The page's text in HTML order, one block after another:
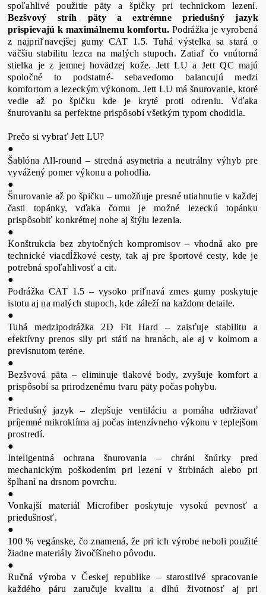
spoľahlivé použitie päty a špičky pri technickom lezení.
Bezšvový strih päty a extrémne priedušný jazyk
prispievajú k maximálnemu komfortu. Podrážka je vyrobená
z najpriľnavejšej gumy CAT 1.5. Tuhá výstelka sa stará o
väčšiu stabilitu lezca na malých stupoch. Zatiaľ čo vnútorná
stielka je z jemnej hovädzej kože. Jett LU a Jett QC majú
spoločné to podstatné- sebavedomo balancujú medzi
komfortom a lezeckým výkonom. Jett LU má šnurovanie, ktoré
vedie až po špičku kde je kryté proti odreniu. Vďaka
šnurovaniu sa perfektne prispôsobí všetkým typom chodidla.
Prečo si vybrať Jett LU?
●
Šablóna All-round – stredná asymetria a neutrálny výhyb pre
vyvážený pomer výkonu a pohodlia.
●
Šnurovanie až po špičku – umožňuje presné utiahnutie v každej
časti topánky, vďaka čomu je možné lezeckú topánku
prispôsobiť konkrétnej nohe aj štýlu lezenia.
●
Konštrukcia bez zbytočných kompromisov – vhodná ako pre
technické viacdĺžkové cesty, tak aj pre športové cesty, kde je
potrebná spoľahlivosť a cit.
●
Podrážka CAT 1.5 – vysoko priľnavá zmes gumy poskytuje
istotu aj na malých stupoch, kde záleží na každom detaile.
●
Tuhá medzipodrážka 2D Fit Hard – zaisťuje stabilitu a
efektívny prenos sily pri státí na hranách, ale aj v kolmom a
previsnutom teréne.
●
Bezšvová päta – eliminuje tlakové body, zvyšuje komfort a
prispôsobí sa prirodzenému tvaru päty počas pohybu.
●
Priedušný jazyk – zlepšuje ventiláciu a pomáha udržiavať
príjemné mikroklíma aj počas intenzívneho výkonu v teplejšom
prostredí.
●
Inteligentná ochrana šnurovania – chráni šnúrky pred
mechanickým poškodením pri lezení v štrbinách alebo pri
šplhaní na drsnom povrchu.
●
Vonkajší materiál Microfiber poskytuje vysokú pevnosť a
priedušnosť.
●
100 % vegánske, čo znamená, že pri ich výrobe neboli použité
žiadne materiály živočíšneho pôvodu.
●
Ručná výroba v Českej republike – starostlivé spracovanie
každého páru zaručuje kvalitu a dlhú životnosť aj pri